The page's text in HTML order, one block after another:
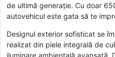
de ultimă generație. Cu doar
autovehicul este gata să te
Designul exterior sofisticat se
realizat din piele integrală de
iluminare ambientală avansată.